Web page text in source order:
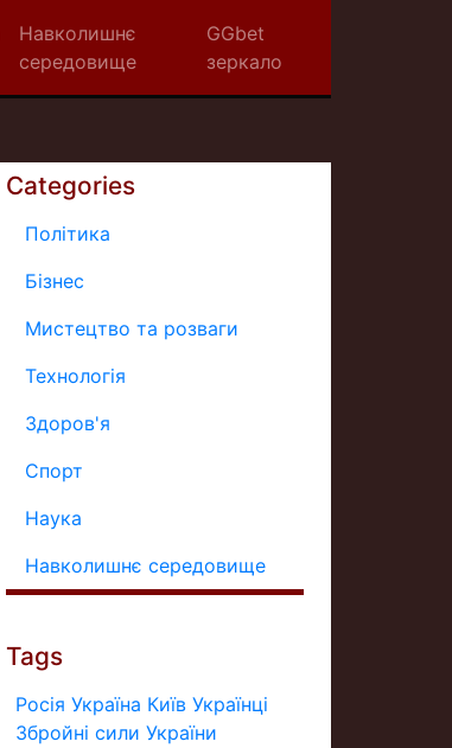
Навколишнє
середовище
GGbet
зеркало
Categories
Політика
Бізнес
Мистецтво та розваги
Технологія
Здоров'я
Спорт
Наука
Навколишнє середовище
Tags
Росія Україна Київ Українці
Збройні сили України